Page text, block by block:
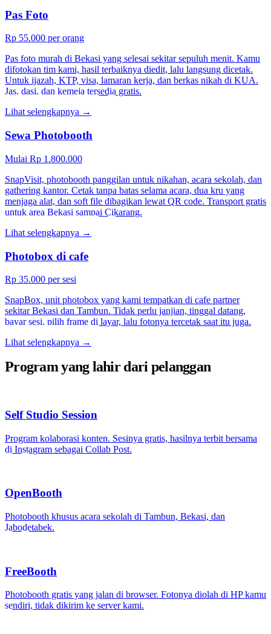
Pas Foto
Rp 55.000 per orang
Pas foto murah di Bekasi yang selesai sekitar sepuluh menit. Kamu
difotokan tim kami, hasil terbaiknya diedit, lalu langsung dicetak.
Untuk ijazah, KTP, visa, lamaran kerja, dan berkas nikah di KUA.
Jas, dasi, dan kemeja tersedia gratis.
Lihat selengkapnya →
Sewa Photobooth
Mulai Rp 1.800.000
SnapVisit, photobooth panggilan untuk nikahan, acara sekolah, dan
gathering kantor. Cetak tanpa batas selama acara, dua kru yang
menjaga alat, dan soft file dibagikan lewat QR code. Transport gratis
untuk area Bekasi sampai Cikarang.
Lihat selengkapnya →
Photobox di cafe
Rp 35.000 per sesi
SnapBox, unit photobox yang kami tempatkan di cafe partner
sekitar Bekasi dan Tambun. Tidak perlu janjian, tinggal datang,
bayar sesi, pilih frame di layar, lalu fotonya tercetak saat itu juga.
Lihat selengkapnya →
Program yang lahir dari pelanggan
Self Studio Session
Program kolaborasi konten. Sesinya gratis, hasilnya terbit bersama
di Instagram sebagai Collab Post.
OpenBooth
Photobooth khusus acara sekolah di Tambun, Bekasi, dan
Jabodetabek.
FreeBooth
Photobooth gratis yang jalan di browser. Fotonya diolah di HP kamu
sendiri, tidak dikirim ke server kami.